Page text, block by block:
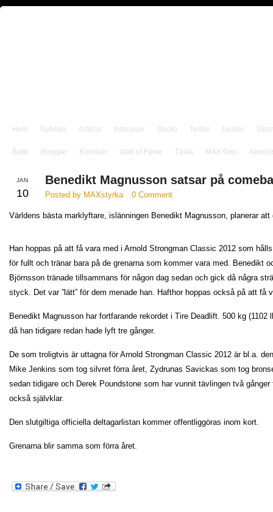
Hem Nyheter Artiklar Intervjuer Radio Tester Guider
Butik Bloggar Krönikor Wall of Fame Tävla MAX Grip
JAN
10
Benedikt Magnusson satsar på
Posted by MAXstyrka 0 Comment
Världens bästa marklyftare, islänningen Benedikt Magnusson, planerar
Han hoppas på att få vara med i Arnold Strongman Classic 2012 som
för fullt och tränar bara på de grenarna som kommer vara med. Benedikt
Björnsson tränade tillsammans för någon dag sedan och gick då några
styck. Det var ”lätt” för dem menade han. Hafthor hoppas också på att få
Benedikt Magnusson har fortfarande rekordet i Tire Deadlift. 500 kg
då han tidigare redan hade lyft tre gånger.
De som troligtvis är uttagna för Arnold Strongman Classic 2012 är bl.a.
Mike Jenkins som tog silvret förra året, Zydrunas Savickas som tog
sedan tidigare och Derek Poundstone som har vunnit tävlingen två
också självklar.
Den slutgiltiga officiella deltagarlistan kommer offentliggöras inom kort.
Grenarna blir samma som förra året.